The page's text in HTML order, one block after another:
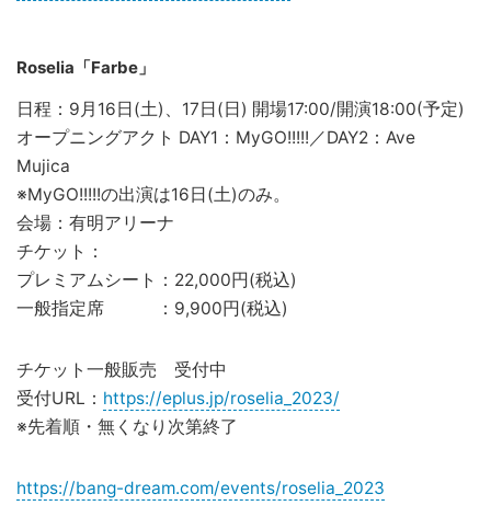
Roselia「Farbe」
日程：9月16日(土)、17日(日) 開場17:00/開演18:00(予定)
オープニングアクト DAY1：MyGO!!!!!／DAY2：Ave
Mujica
※MyGO!!!!!の出演は16日(土)のみ。
会場：有明アリーナ
チケット：
プレミアムシート：22,000円(税込)
一般指定席 ：9,900円(税込)
チケット一般販売 受付中
受付URL： https://eplus.jp/roselia_2023/
※先着順・無くなり次第終了
https://bang-dream.com/events/roselia_2023